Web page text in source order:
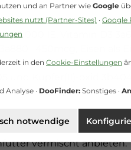
40.000 IE, Vitamin D3
450mcg, Eisen als
3b603 280mg,
und Kupfer(II)-oxid
1,6mg
vermischt anbieten.
und an Partner wie Google
nutzt (Partner-Sites) · Google
in den Cookie-Einstellungen
Analyse · DooFinder: Sonstiges ·
notwendige